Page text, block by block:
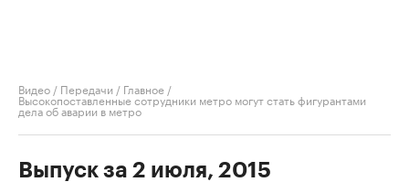
Видео / Передачи / Главное /
Высокопоставленные сотрудники метро могут стать фигурантами
дела об аварии в метро
Выпуск за 2 июля, 2015